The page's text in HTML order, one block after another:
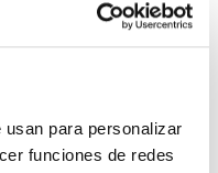
para personalizar
funciones de redes